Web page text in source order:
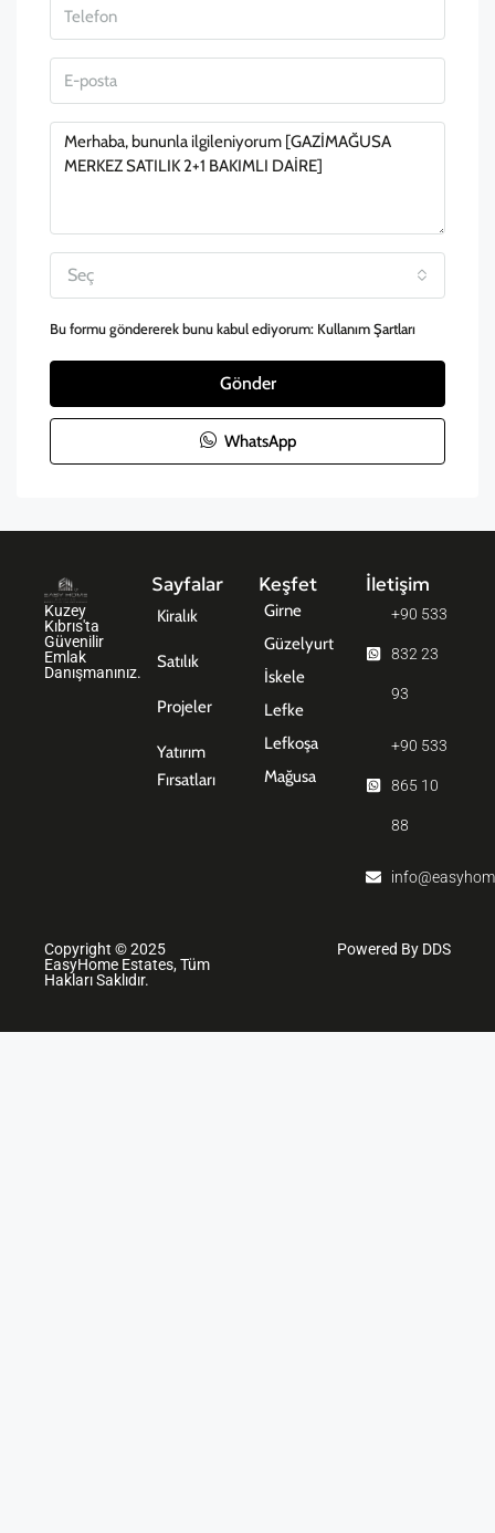
Seç
Bu formu göndererek bunu kabul ediyorum: Kullanım Şartları
Gönder
WhatsApp
Kuzey
Kıbrıs'ta
Güvenilir
Emlak
Danışmanınız.
Sayfalar
Kiralık
Satılık
Projeler
Yatırım
Fırsatları
Keşfet
Girne
Güzelyurt
İskele
Lefke
Lefkoşa
Mağusa
İletişim
+90 533
832 23
93
+90 533
865 10
88
Copyright © 2025
EasyHome Estates, Tüm
Hakları Saklıdır.
Powered By DDS